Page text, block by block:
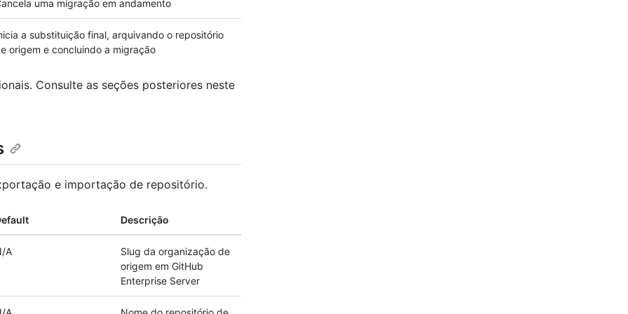
uma migração em andamento
a substituição final, arquivando o repositório
origem e concluindo a migração
Consulte as seções posteriores neste
e importação de repositório.
Descrição
A
Slug da organização de
origem em GitHub
Enterprise Server